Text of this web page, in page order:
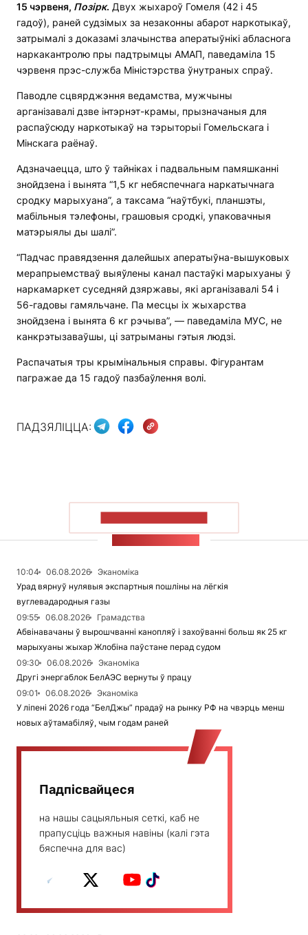
15 чэрвеня, Позірк. Двух жыхароў Гомеля (42 і 45
гадоў), раней судзімых за незаконны абарот наркотыкаў,
затрымалі з доказамі злачынства аператыўнікі абласнога
наркакантролю пры падтрымцы АМАП, паведаміла 15
чэрвеня прэс-служба Міністэрства ўнутраных спраў.
Паводле сцвярджэння ведамства, мужчыны
арганізавалі дзве інтэрнэт-крамы, прызначаныя для
распаўсюду наркотыкаў на тэрыторыі Гомельскага і
Мінскага раёнаў.
Адзначаецца, што ў тайніках і падвальным памяшканні
знойдзена і вынята “1,5 кг небяспечнага наркатычнага
сродку марыхуана”, а таксама “наўтбукі, планшэты,
мабільныя тэлефоны, грашовыя сродкі, упаковачныя
матэрыялы ды шалі”.
“Падчас правядзення далейшых аператыўна-вышуковых
мерапрыемстваў выяўлены канал пастаўкі марыхуаны ў
наркамаркет суседняй дзяржавы, які арганізавалі 54 і
56-гадовы гамяльчане. Па месцы іх жыхарства
знойдзена і вынята 6 кг рэчыва”, — паведаміла МУС, не
канкрэтызаваўшы, ці затрыманы гэтыя людзі.
Распачатыя тры крымінальныя справы. Фігурантам
пагражае да 15 гадоў пазбаўлення волі.
ПАДЗЯЛІЦЦА:
10:04 06.08.2026
Эканоміка
Урад вярнуў нулявыя экспартныя пошліны на лёгкія
вуглевадародныя газы
09:55
06.08.2026
Грамадства
Абвінавачаны ў вырошчванні канопляў і захоўванні больш як 25 кг
марыхуаны жыхар Жлобіна паўстане перад судом
09:30
06.08.2026
Эканоміка
Другі энергаблок БелАЭС вернуты ў працу
09:01
06.08.2026
Эканоміка
У ліпені 2026 года “БелДжы” прадаў на рынку РФ на чвэрць менш
новых аўтамабіляў, чым годам раней
Падпісвайцеся
на нашы сацыяльныя сеткі, каб не
прапусціць важныя навіны (калі гэта
бяспечна для вас)